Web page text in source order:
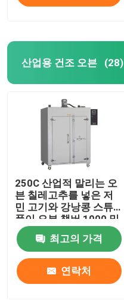
산업용 건조 오븐 (28)
250C 산업적 말리는 오
븐 칠레고추를 넣은 저
민 고기와 강낭콩 스튜
풀이 오븐 챔버 1000 밀
리미터를 말립니다
최고의 가격
연락처